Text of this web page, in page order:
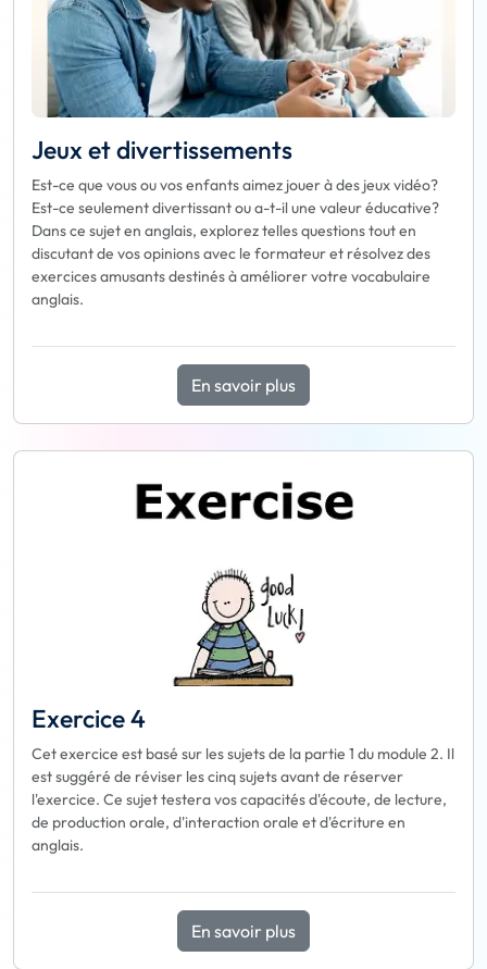
Jeux et divertissements
Est-ce que vous ou vos enfants aimez jouer à des jeux vidéo?
Est-ce seulement divertissant ou a-t-il une valeur éducative?
Dans ce sujet en anglais, explorez telles questions tout en
discutant de vos opinions avec le formateur et résolvez des
exercices amusants destinés à améliorer votre vocabulaire
anglais.
En savoir plus
Exercice 4
Cet exercice est basé sur les sujets de la partie 1 du module 2. Il
est suggéré de réviser les cinq sujets avant de réserver
l'exercice. Ce sujet testera vos capacités d'écoute, de lecture,
de production orale, d'interaction orale et d'écriture en
anglais.
En savoir plus